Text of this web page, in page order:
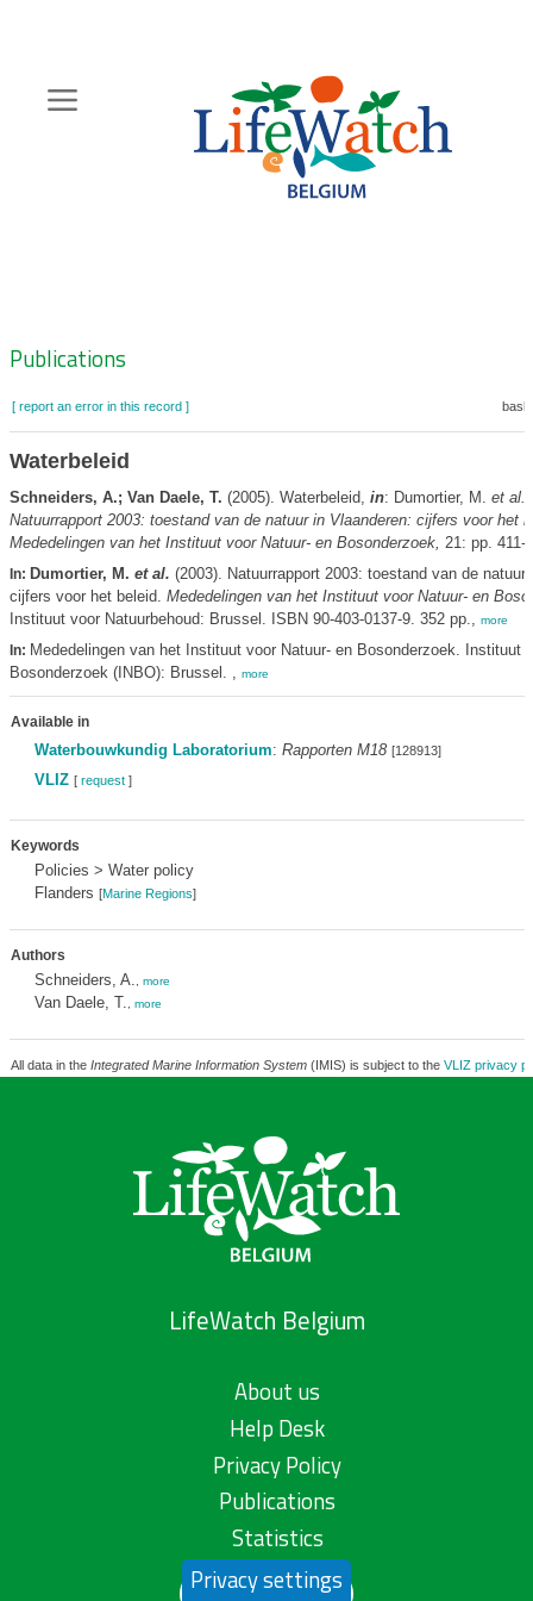
content
Zoeknavigatie
Publications
[ report an error in this record ]
Waterbeleid
Schneiders, A.; Van Daele, T. (2005). Waterbeleid, in: Dumortier, M. et al.
Natuurrapport 2003: toestand van de natuur in Vlaanderen: cijfers voor het
Mededelingen van het Instituut voor Natuur- en Bosonderzoek, 21: pp. 411-
In: Dumortier, M. et al. (2003). Natuurrapport 2003: toestand van de natuur
cijfers voor het beleid. Mededelingen van het Instituut voor Natuur- en
Instituut voor Natuurbehoud: Brussel. ISBN 90-403-0137-9. 352 pp., more
In: Mededelingen van het Instituut voor Natuur- en Bosonderzoek. Instituut
Bosonderzoek (INBO): Brussel. , more
Available in
Waterbouwkundig Laboratorium: Rapporten M18 [128913]
VLIZ [ request]
Keywords
Policies > Water policy
Flanders [Marine Regions]
Authors
Schneiders, A. more
Van Daele, T. more
All data in the Integrated Marine Information System(IMIS) is subject to the VLIZ privacy
LifeWatch Belgium
About us
Help Desk
Privacy Policy
Publications
Statistics
Contact us
Privacy settings